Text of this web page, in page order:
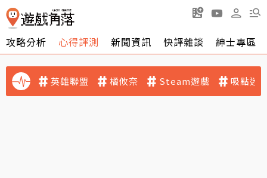
攻略分析 心得評測 新聞資訊 快評雜談 紳士專區
英雄聯盟 橘攸奈 Steam遊戲 吸點迷